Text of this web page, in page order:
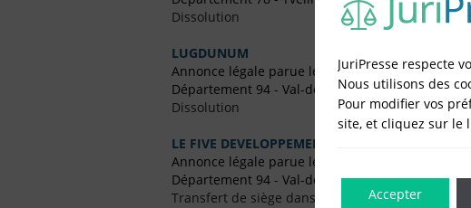
Dissolution
LUGDUNUM
Annonce légale parue le Vendredi 24 Septembre
Département 94 - Val-de-Marne
Dissolution
LE FIVE DEVELOPPEMENT
Annonce légale parue le Vendredi 8 Mars 2019
Département 94 - Val-de-Marne
Transfert de siège dans un Autre Département
JuriPresse respecte
Nous utilisons des
Pour modifier vos
site, et cliquez sur le
Accepter